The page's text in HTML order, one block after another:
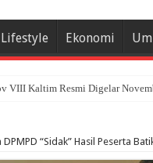
Lifestyle Ekonomi
VIII Kaltim Resmi Digelar
DPMPD “Sidak” Hasil Peserta